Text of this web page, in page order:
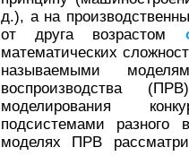
д.), а на
от друга возрастом
математических
называемыми
воспроизводства
моделирования
подсистемами
моделях ПРВ